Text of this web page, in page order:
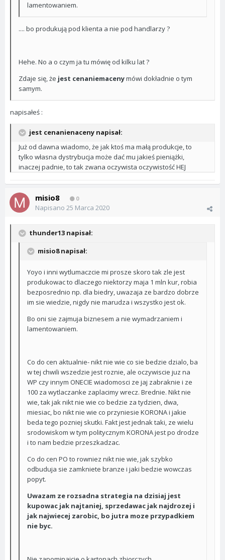
lamentowaniem.
.... bo produkują pod klienta a nie pod handlarzy ?
Hehe. No a o czym ja tu mówię od kilku lat ?
Zdaje się, że jest cenaniemacenymówi dokładnie o tym
samym.
napisałeś :
jest cenanienaceny napisał:
Już od dawna wiadomo, że jak ktoś ma małą produkcje, to
tylko własna dystrybucja może dać mu jakieś pieniążki,
inaczej padnie, to tak zwana oczywista oczywistość HEJ
misio8 0
Napisano 25 Marca 2020
thunder13 napisał:
misio8 napisał:
Yoyo i inni wytlumaczcie mi prosze skoro tak zle jest
produkowac to dlaczego niektorzy maja 1 mln kur, robia
bezposrednio np. dla biedry, uwazaja ze bardzo dobrze
im sie wiedzie, nigdy nie marudza i wszystko jest ok.
Bo oni sie zajmuja biznesem a nie wymadrzaniem i
lamentowaniem.
Co do cen aktualnie- nikt nie wie co sie bedzie dzialo, ba
w tej chwili wszedzie jest roznie, ale oczywiscie juz na
WP czy innym ONECIE wiadomosci ze jaj zabraknie i ze
100 za wytlaczanke zaplacimy wrecz. Brednie. Nikt nie
wie, tak jak nikt nie wie co bedzie za tydzien, dwa,
miesiac, bo nikt nie wie co przyniesie KORONA i jakie
beda tego pozniej skutki. Fakt jest jednak taki, ze wielu
srodowiskom w tym politycznym KORONA jest po drodze
i to nam bedzie przeszkadzac.
Co do cen PO to rowniez nikt nie wie, jak szybko
odbuduja sie zamkniete branze i jaki bedzie wowczas
popyt.
Uwazam ze rozsadna strategia na dzisiaj jest
kupowac jak najtaniej, sprzedawac jak najdrozej i
jak najwiecej zarobic, bo jutra moze przypadkiem
nie byc.